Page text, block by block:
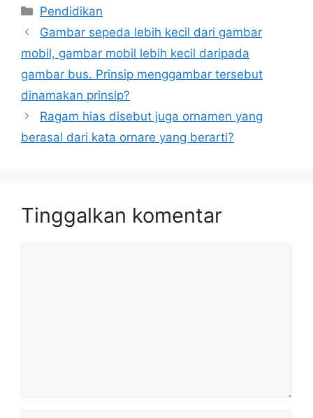
Kategori
Pendidikan
Gambar sepeda lebih kecil dari gambar
mobil, gambar mobil lebih kecil daripada
gambar bus. Prinsip menggambar tersebut
dinamakan prinsip?
Ragam hias disebut juga ornamen yang
berasal dari kata ornare yang berarti?
Tinggalkan komentar